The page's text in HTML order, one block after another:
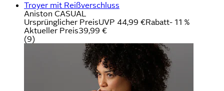
Troyer mit Reißverschluss
Aniston CASUAL
Ursprünglicher PreisUVP 44,99 €Rabatt- 11 %
Aktueller Preis39,99 €
(9)